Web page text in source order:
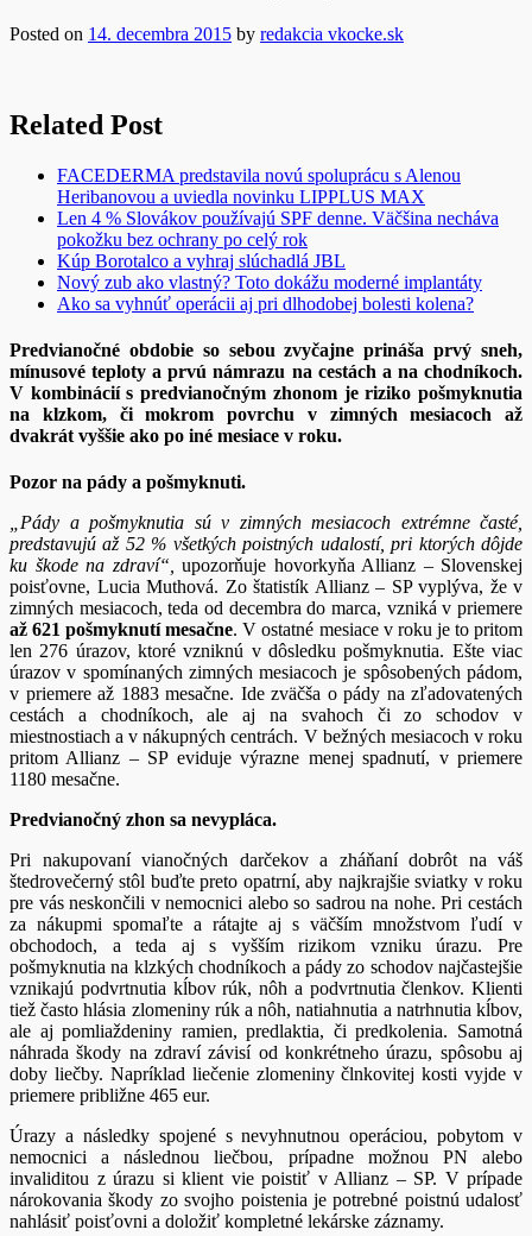
Posted on 14. decembra 2015 by redakcia vkocke.sk
Related Post
FACEDERMA predstavila novú spoluprácu s Alenou
Heribanovou a uviedla novinku LIPPLUS MAX
Len 4 % Slovákov používajú SPF denne. Väčšina necháva
pokožku bez ochrany po celý rok
Kúp Borotalco a vyhraj slúchadlá JBL
Nový zub ako vlastný? Toto dokážu moderné implantáty
Ako sa vyhnúť operácii aj pri dlhodobej bolesti kolena?
Predvianočné obdobie so sebou zvyčajne prináša prvý sneh,
mínusové teploty a prvú námrazu na cestách a na chodníkoch.
V kombinácií s predvianočným zhonom je riziko pošmyknutia
na klzkom, či mokrom povrchu v zimných mesiacoch až
dvakrát vyššie ako po iné mesiace v roku.
Pozor na pády a pošmyknuti.
„Pády a pošmyknutia sú v zimných mesiacoch extrémne časté,
predstavujú až 52 % všetkých poistných udalostí, pri ktorých dôjde
ku škode na zdraví“,
upozorňuje hovorkyňa Allianz – Slovenskej
poisťovne, Lucia Muthová. Zo štatistík Allianz – SP vyplýva, že v
zimných mesiacoch, teda od decembra do marca, vzniká v priemere
až 621 pošmyknutí mesačne. V ostatné mesiace v roku je to pritom
len 276 úrazov, ktoré vzniknú v dôsledku pošmyknutia. Ešte viac
úrazov v spomínaných zimných mesiacoch je spôsobených pádom,
v priemere až 1883 mesačne. Ide zväčša o pády na zľadovatených
cestách a chodníkoch, ale aj na svahoch či zo schodov v
miestnostiach a v nákupných centrách. V bežných mesiacoch v roku
pritom Allianz – SP eviduje výrazne menej spadnutí, v priemere
1180 mesačne.
Predvianočný zhon sa nevypláca.
Pri nakupovaní vianočných darčekov a zháňaní dobrôt na váš
štedrovečerný stôl buďte preto opatrní, aby najkrajšie sviatky v roku
pre vás neskončili v nemocnici alebo so sadrou na nohe. Pri cestách
za nákupmi spomaľte a rátajte aj s väčším množstvom ľudí v
obchodoch, a teda aj s vyšším rizikom vzniku úrazu. Pre
pošmyknutia na klzkých chodníkoch a pády zo schodov najčastejšie
vznikajú podvrtnutia kĺbov rúk, nôh a podvrtnutia členkov. Klienti
tiež často hlásia zlomeniny rúk a nôh, natiahnutia a natrhnutia kĺbov,
ale aj pomliaždeniny ramien, predlaktia, či predkolenia. Samotná
náhrada škody na zdraví závisí od konkrétneho úrazu, spôsobu aj
doby liečby. Napríklad liečenie zlomeniny člnkovitej kosti vyjde v
priemere približne 465 eur.
Úrazy a následky spojené s nevyhnutnou operáciou, pobytom v
nemocnici a následnou liečbou, prípadne možnou PN alebo
invaliditou z úrazu si klient vie poistiť v Allianz – SP. V prípade
nárokovania škody zo svojho poistenia je potrebné poistnú udalosť
nahlásiť poisťovni a doložiť kompletné lekárske záznamy.